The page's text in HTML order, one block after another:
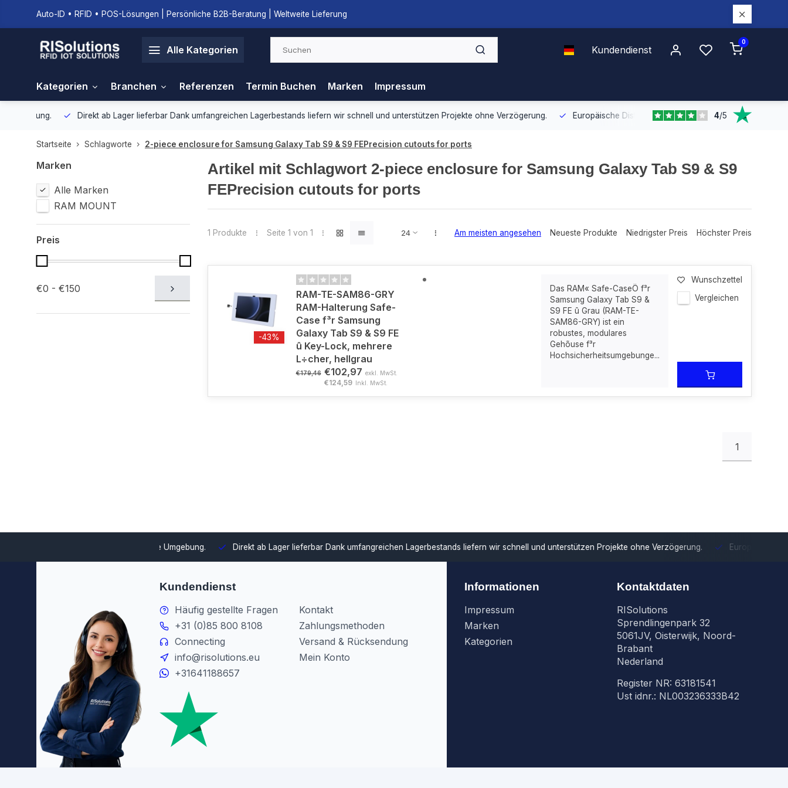
Auto-ID • RFID • POS-Lösungen | Persönliche B2B-Beratung | Weltweite Lieferung
Alle Kategorien Kundendienst
0
Kategorien Branchen Referenzen Termin Buchen Marken Impressum
Direkt ab Lager lieferbarDank umfangreichen Lagerbestands liefern wir schnell und unterstützen Projekte ohne Verzögerung. Europäische Distribution Mit unserer europaweiten Abdeckung
4/5
Startseite Schlagworte 2-piece enclosure for Samsung Galaxy Tab S9 & S9 FEPrecision cutouts for ports
Marken
Alle Marken
RAM MOUNT
Preis
€0 - €150
Artikel mit Schlagwort 2-piece enclosure for Samsung Galaxy Tab S9 & S9
FEPrecision cutouts for ports
1 Produkte Seite 1 von 1 Am meisten angesehen Neueste Produkte Niedrigster Preis Höchster Preis
-43%
RAM-TE-SAM86-GRY
RAM-Halterung Safe-
Case f³r Samsung
Galaxy Tab S9 & S9 FE
û Key-Lock, mehrere
L÷cher, hellgrau
€179,46 €102,97 exkl. MwSt.
€124,59 Inkl. MwSt.
Das RAM« Safe-CaseÖ f³r
Samsung Galaxy Tab S9 &
S9 FE û Grau (RAM-TE-
SAM86-GRY) ist ein
robustes, modulares
Gehõuse f³r
Hochsicherheitsumgebunge...
Wunschzettel
Vergleichen
1
Direkt ab Lager lieferbar Dank umfangreichen Lagerbestands liefern wir schnell und unterstützen Projekte ohne Verzögerung. Europäische Distribution
Kundendienst
Häufig gestellte Fragen
+31 (0)85 800 8108
Connecting
info@risolutions.eu
+31641188657
Kontakt
Zahlungsmethoden
Versand & Rücksendung
Mein Konto
Informationen
Impressum
Marken
Kategorien
Kontaktdaten
RISolutions
Sprendlingenpark 32
5061JV, Oisterwijk, Noord-
Brabant
Nederland
Register NR: 63181541
Ust idnr.: NL003236333B42